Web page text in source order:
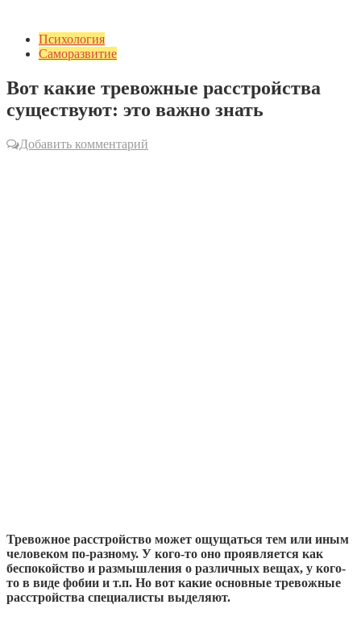
Психология
Саморазвитие
Вот какие тревожные расстройства
существуют: это важно знать
Добавить комментарий
Тревожное расстройство может ощущаться тем или иным
человеком по-разному. У кого-то оно проявляется как
беспокойство и размышления о различных вещах, у кого-
то в виде фобии и т.п. Но вот какие основные тревожные
расстройства специалисты выделяют.